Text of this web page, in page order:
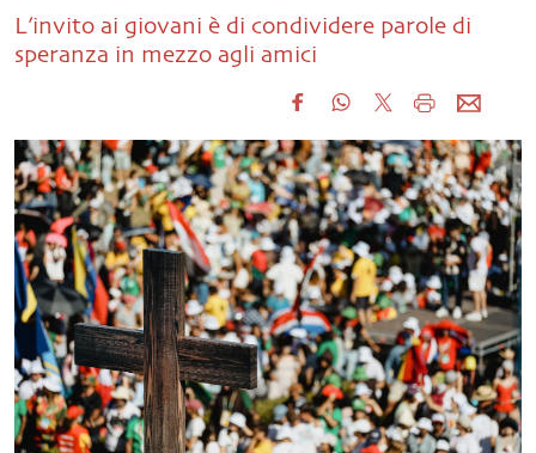
L’invito ai giovani è di condividere parole di
speranza in mezzo agli amici